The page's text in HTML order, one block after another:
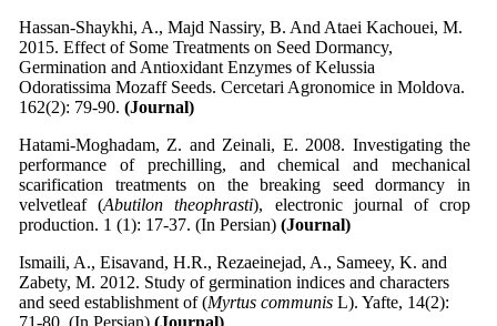
Hassan-Shaykhi, A., Majd Nassiry, B. And Ataei Kachouei, M.
2015. Effect of Some Treatments on Seed Dormancy,
Germination and Antioxidant Enzymes of Kelussia
Odoratissima Mozaff Seeds. Cercetari Agronomice in Moldova.
162(2): 79-90. (Journal)
Hatami-Moghadam, Z. and Zeinali, E. 2008. Investigating the
performance of prechilling, and chemical and mechanical
scarification treatments on the breaking seed dormancy in
velvetleaf (Abutilon theophrasti), electronic journal of crop
production. 1 (1): 17-37. (In Persian) (Journal)
Ismaili, A., Eisavand, H.R., Rezaeinejad, A., Sameey, K. and
Zabety, M. 2012. Study of germination indices and characters
and seed establishment of (Myrtus communis L). Yafte, 14(2):
71-80. (In Persian) (Journal)